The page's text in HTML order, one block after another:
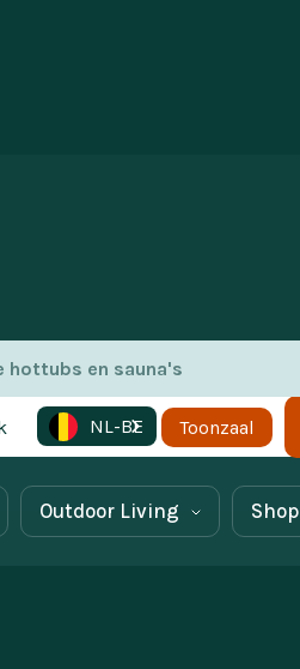
hottubs en sauna's
NL-BE Toonzaal
Outdoor Living Shop
hun